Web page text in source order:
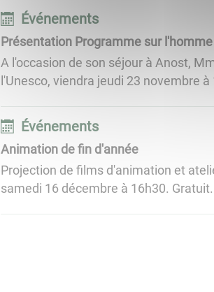
Événements
Présentation Programme sur
A l'occasion de son séjour à Anost,
l'Unesco, viendra jeudi 23 novembre
Événements
Animation de fin d'année
Projection de films d'animation et
samedi 16 décembre à 16h30.